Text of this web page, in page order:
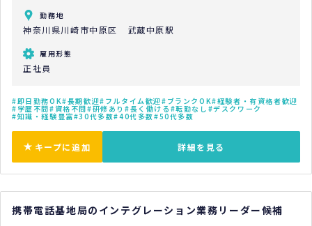
勤務地
神奈川県川崎市中原区 武蔵中原駅
雇用形態
正社員
即日勤務OK 長期歓迎 フルタイム歓迎 ブランクOK 経験者・有資格者歓迎
学歴不問 資格不問 研修あり 長く働ける 転勤なし デスクワーク
知識・経験豊富 30代多数 40代多数 50代多数
キープに追加 詳細を見る
携帯電話基地局のインテグレーション業務リーダー候補